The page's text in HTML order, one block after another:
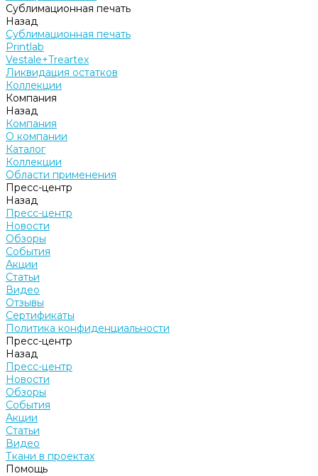
Сублимационная печать
Назад
Сублимационная печать
Printlab
Vestale+Treartex
Ликвидация остатков
Коллекции
Компания
Назад
Компания
О компании
Каталог
Коллекции
Области применения
Пресс-центр
Назад
Пресс-центр
Новости
Обзоры
События
Акции
Статьи
Видео
Отзывы
Сертификаты
Политика конфиденциальности
Пресс-центр
Назад
Пресс-центр
Новости
Обзоры
События
Акции
Статьи
Видео
Ткани в проектах
Помощь